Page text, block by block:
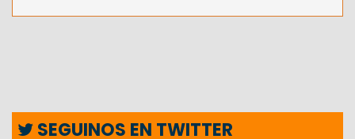
SEGUINOS EN TWITTER